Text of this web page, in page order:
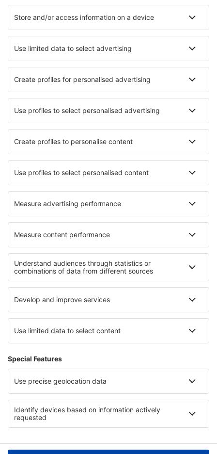
Cazare în Spania - Orașe populare
Cazare în Barcelona Cazare în Malaga
Cazare în Madrid Cazare în Mijas
Cazare în Peniscola Cazare în Costa Calma
Cele mai bune locuri de cazare - orașe
Cazare în Lyme Regis Cazare în Tokaj
Cazare în Roveredo In Piano Cazare Khokhlovo
Cazare în Rawa Mazowiecka Cazare Aurigo
Cele mai bune locuri de cazare - regiuni
Cazare in Costa del Azahar Cazare in Formentera
Cazare in Provincia Madrid Cazare in Mallorca
Cazare in Insulele Canare
Cazare in Regiunea Los Ríos Cazare on Adratic Coast